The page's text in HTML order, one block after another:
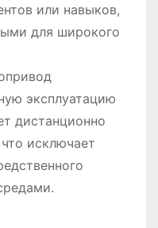
или навыков,
для широкого
эксплуатацию
дистанционно
исключает